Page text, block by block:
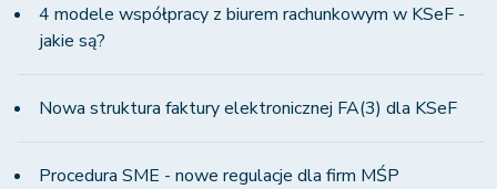
4 modele współpracy z biurem rachunkowym w KSeF -
jakie są?
Nowa struktura faktury elektronicznej FA(3) dla KSeF
Procedura SME - nowe regulacje dla firm MŚP